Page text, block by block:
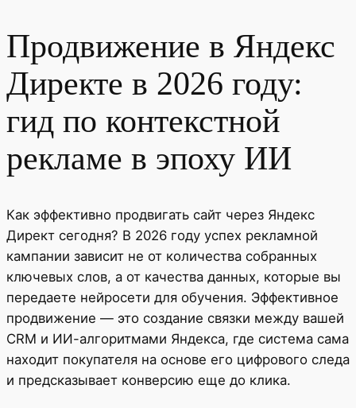
Продвижение в Яндекс
Директе в 2026 году:
гид по контекстной
рекламе в эпоху ИИ
Как эффективно продвигать сайт через Яндекс
Директ сегодня? В 2026 году успех рекламной
кампании зависит не от количества собранных
ключевых слов, а от качества данных, которые вы
передаете нейросети для обучения. Эффективное
продвижение — это создание связки между вашей
CRM и ИИ-алгоритмами Яндекса, где система сама
находит покупателя на основе его цифрового следа
и предсказывает конверсию еще до клика.